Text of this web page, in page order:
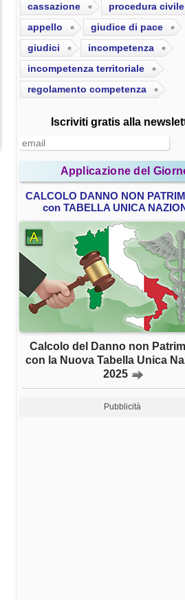
cassazione
procedura civile
appello
giudice di pace
giudici
incompetenza
incompetenza territoriale
regolamento competenza
Iscriviti gratis alla
Applicazione del
CALCOLO DANNO NON
con TABELLA UNICA
Calcolo del Danno non
con la Nuova Tabella Unica
2025
Pubblicità